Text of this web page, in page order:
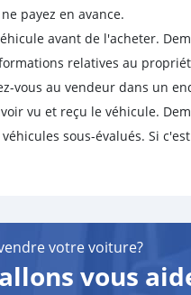
payez en avance.
avant de l'acheter.
relatives au
vous au vendeur dans un
vu et reçu le véhicule.
sous-évalués. Si
votre voiture?
vous